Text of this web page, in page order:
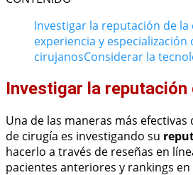
Investigar la reputación de la
experiencia y especialización
cirujanosConsiderar la
Investigar la reputación
Una de las maneras más efectivas
de cirugía es investigando su
hacerlo a través de reseñas en
pacientes anteriores y rankings